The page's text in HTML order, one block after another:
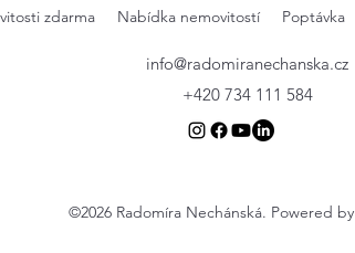
zdarma Nabídka nemovitostí Poptávka
info@radomiranechanska.cz
+420 734 111 584
©2026 Radomíra Nechánská. Powered by